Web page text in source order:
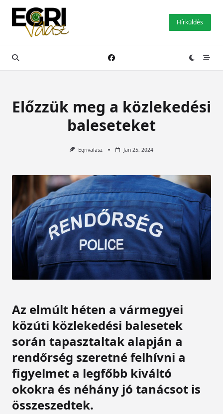
Skip
content
Hírküldés
Előzzük meg a közlekedési
baleseteket
Egrivalasz Jan 25, 2024
Az elmúlt héten a vármegyei
közúti közlekedési balesetek
során tapasztaltak alapján a
rendőrség szeretné felhívni a
figyelmet a legfőbb kiváltó
okokra és néhány jó tanácsot is
összeszedtek.